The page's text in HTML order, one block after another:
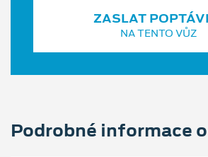
ZASLAT
NA TENTO VŮZ
Podrobné informace